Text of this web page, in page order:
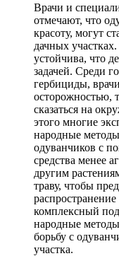
Врачи и
отмечают, что
красоту, могут
дачных
устойчива, что
задачей. Среди
гербициды,
осторожностью,
сказаться на
этого многие
народные
одуванчиков с
средства менее
другим
траву, чтобы
комплексный
народные
борьбу с
участка.